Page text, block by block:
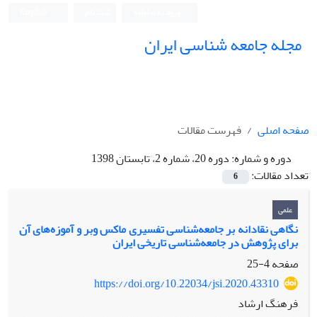
مجله جامعه شناسی ایران
صفحه اصلی
فهرست مقالات
دوره و شماره:دوره 20، شماره 2، تابستان 1398
تعداد مقالات:
6
علمی
نگاهی نقادانه بر جامعه‌شناسی تفسیری ماکس وبر و آموزه‌های آن
برای پژوهش در جامعه‌شناسی تاریخی ایران
صفحه4-25
https://doi.org/10.22034/jsi.2020.43310
فرهنگ ارشاد